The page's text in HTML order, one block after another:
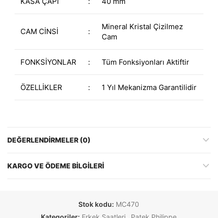
CAM CİNSİ :
Mineral Kristal Çizilmez
Cam
FONKSİYONLAR : Tüm Fonksiyonları Aktiftir
ÖZELLİKLER : 1 Yıl Mekanizma Garantilidir
DEĞERLENDIRMELER (0)
KARGO VE ÖDEME BILGILERI
Stok kodu: MC470